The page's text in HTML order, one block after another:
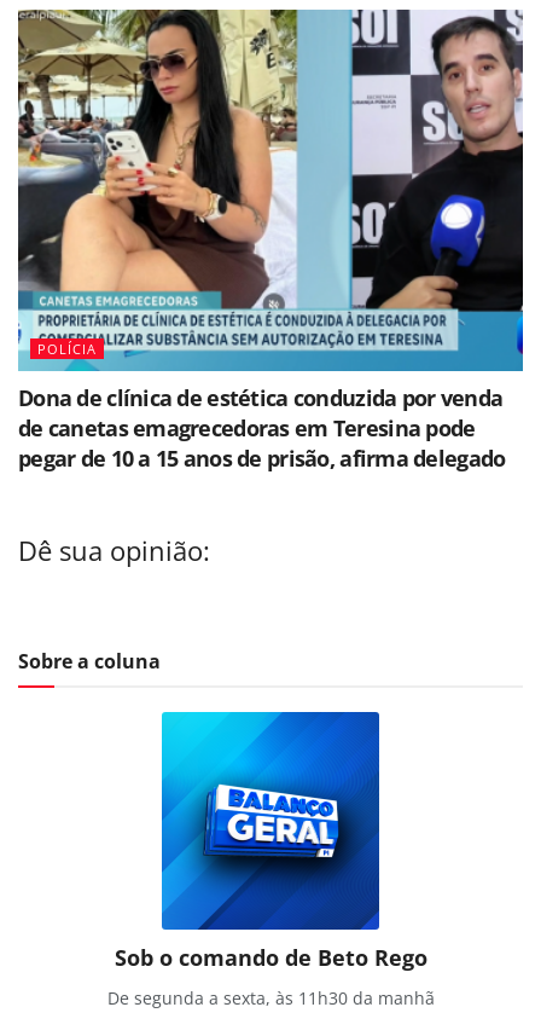
POLÍCIA
Dona de clínica de estética conduzida por venda
de canetas emagrecedoras em Teresina pode
pegar de 10 a 15 anos de prisão, afirma delegado
Dê sua opinião:
Sobre a coluna
Sob o comando de Beto Rego
De segunda a sexta, às 11h30 da manhã